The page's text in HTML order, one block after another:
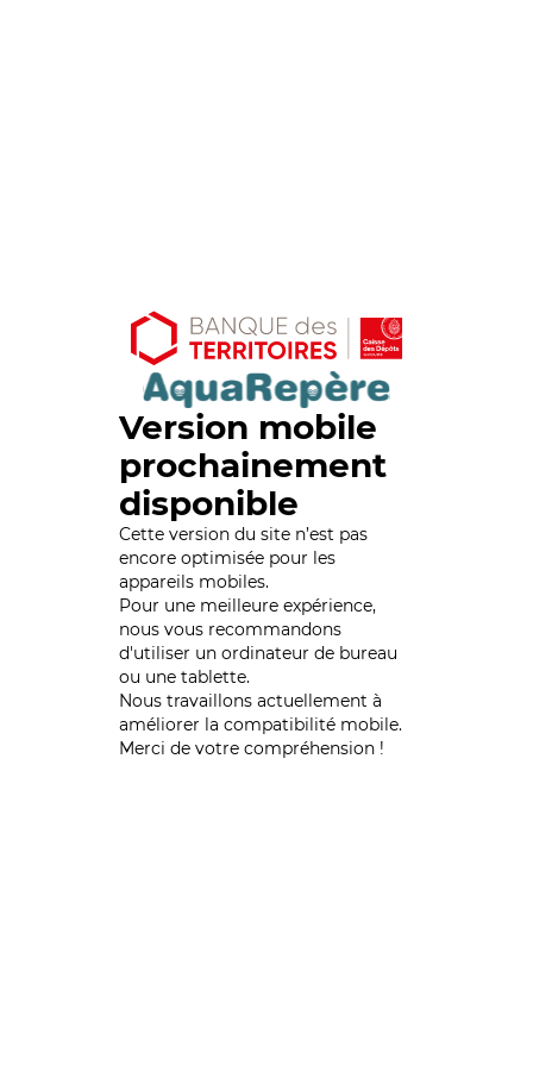
Version mobile
prochainement
disponible
Cette version du site n’est pas
encore optimisée pour les
appareils mobiles.
Pour une meilleure expérience,
nous vous recommandons
d'utiliser un ordinateur de bureau
ou une tablette.
Nous travaillons actuellement à
améliorer la compatibilité mobile.
Merci de votre compréhension !